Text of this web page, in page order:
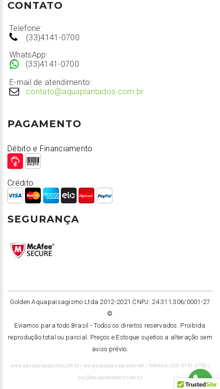
CONTATO
Telefone:
(33)4141-0700
WhatsApp:
(33)4141-0700
E-mail de atendimento:
contato@aquaplantados.com.br
PAGAMENTO
Débito e Financiamento
Crédito
SEGURANÇA
Golden Aquapaisagismo Ltda 2012-2021 CNPJ: 24.311.306/0001-27
©
Eviamos para todo Brasil -Todos os direitos reservados. Proibida
reprodução total ou parcial. Preços e Estoque sujeitos a alteração sem
aviso prévio.
www.aquapaisagismo.com.br | www.aquapaisagismo.net | Telefone: (33) 4141-0700 |
sac@aquaplantados.com.br